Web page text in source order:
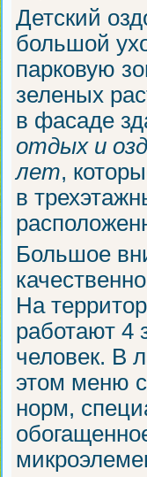
Детский
большой
парковую
зеленых
в фасаде
отдых и
лет,
в
Большое
На
работают 4
человек. В
этом меню
норм,